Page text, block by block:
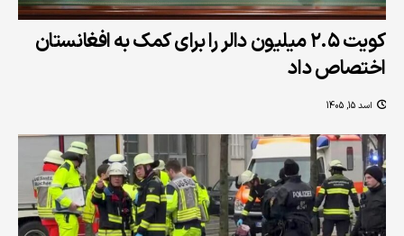
کویت ۲.۵ میلیون دالر را برای کمک به افغانستان
اختصاص داد
اسد 15, 1405